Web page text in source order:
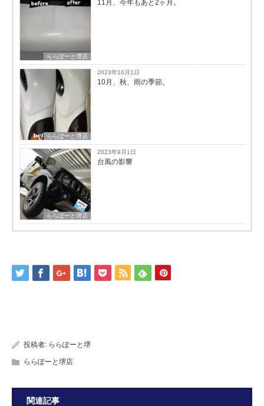
ららぽーと堺店
11月、今年もあと2ヶ月。
ららぽーと堺店
2023年10月1日
10月、秋、雨の季節。
ららぽーと堺店
2023年9月1日
台風の影響
投稿者: ららぽーと堺
ららぽーと堺店
関連記事